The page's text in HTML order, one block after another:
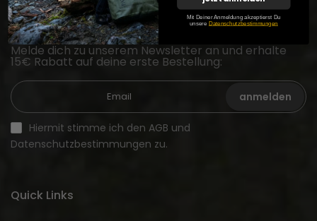
Newsletter Anmeldung
Melde dich zu unserem Newsletter an und erhalte
15€ Rabatt auf deine erste Bestellung:
anmelden
Hiermit stimme ich den AGB und
Datenschutzbestimmungen zu.
Quick Links
Mit Deiner Anmeldung akzeptierst Du
unsere Datenschutzbestimmungen